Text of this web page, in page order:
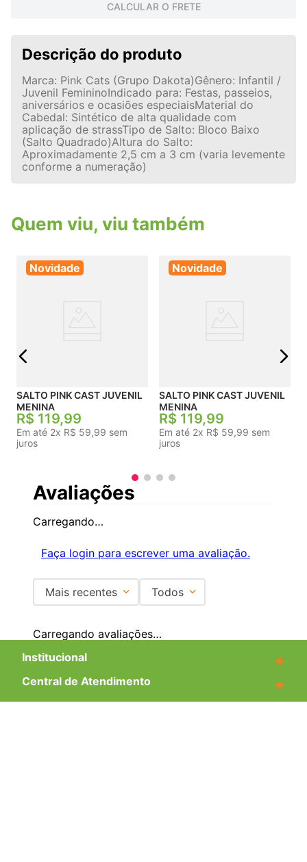
CALCULAR O FRETE
Descrição do produto
Marca: Pink Cats (Grupo Dakota)Gênero: Infantil /
Juvenil FemininoIndicado para: Festas, passeios,
aniversários e ocasiões especiaisMaterial do
Cabedal: Sintético de alta qualidade com
aplicação de strassTipo de Salto: Bloco Baixo
(Salto Quadrado)Altura do Salto:
Aproximadamente 2,5 cm a 3 cm (varia levemente
conforme a numeração)
Quem viu, viu também
Novidade
SALTO PINK CAST JUVENIL
MENINA
R$ 119,99
Em até 2x R$ 59,99 sem
juros
Novidade
SALTO PINK CAST JUVENIL
MENINA
R$ 119,99
Em até 2x R$ 59,99 sem
juros
Avaliações
Carregando…
Faça login para escrever uma avaliação.
Mais recentes Todos
Carregando avaliações…
Institucional
+
Central de Atendimento +